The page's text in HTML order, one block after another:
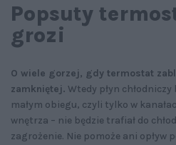
Popsuty
grozi
O wiele gorzej, gdy termostat
zamkniętej. Wtedy płyn
małym obiegu, czyli tylko w
wnętrza – nie będzie trafiał do
zagrożenie. Nie pomoże ani opływ